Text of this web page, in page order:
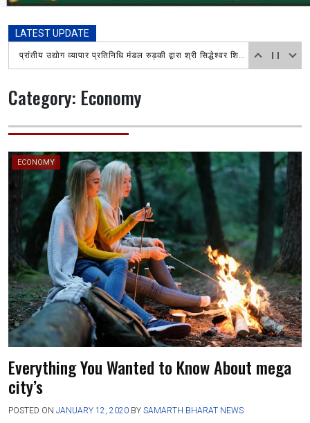
LATEST UPDATE
Category: Economy
ECONOMY
Everything You Wanted to Know About mega
city’s
POSTED ON JANUARY 12, 2020 BY SAMARTH BHARAT NEWS